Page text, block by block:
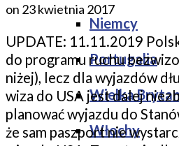
Niemcy
Portugalia
Wielka
Włochy
on 23 kwietnia 2017
UPDATE: 11.11.2019
do programu ruchu
niżej), lecz dla wyjazdów
wiza do USA jest dalej
planować wyjazdu do
że sam paszport nie